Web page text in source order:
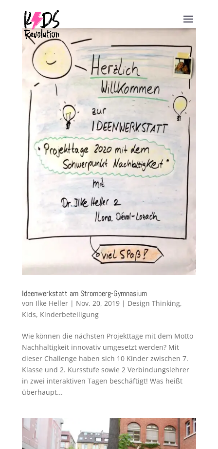
Ideenwerkstatt am Stromberg-Gymnasium
von Ilke Heller| Nov. 20, 2019| Design Thinking,
Kids, Kinderbeteiligung
Wie können die nächsten Projekttage mit dem Motto
Nachhaltigkeit innovativ umgesetzt werden? Mit
dieser Challenge haben sich 10 Kinder zwischen 7.
Klasse und 2. Kursstufe sowie 2 Verbindungslehrer
in zwei interaktiven Tagen beschäftigt! Was heißt
überhaupt...